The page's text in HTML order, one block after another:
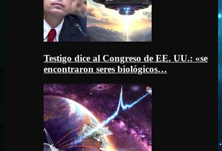
Testigo dice al Congreso de EE. UU.: «se
encontraron seres biológicos…